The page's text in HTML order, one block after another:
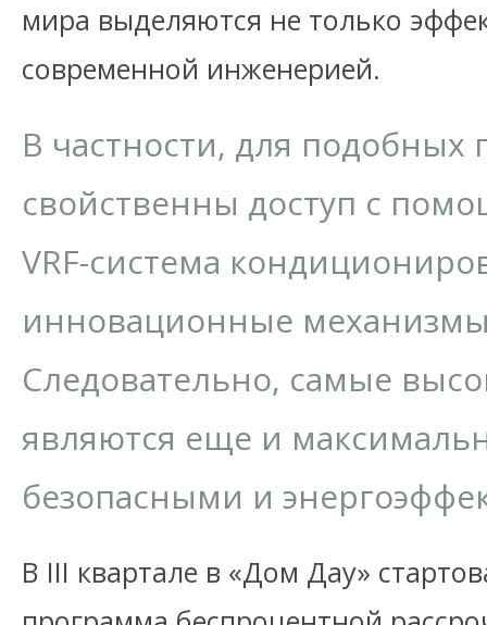
мира выделяются не только
современной инженерией.
В частности, для подобных
свойственны доступ с
VRF-система
инновационные
Следовательно, самые
являются еще и
безопасными и
В III квартале в «Дом Дау»